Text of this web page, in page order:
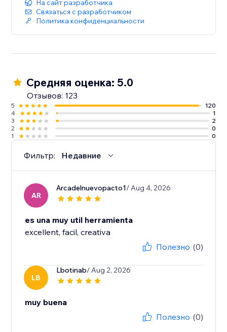
На сайт разработчика
Связаться с разработчиком
Политика конфиденциальности
Средняя оценка: 5.0
Отзывов: 123
5
120
4
1
3
2
2
0
1
0
Фильтр: Недавние
AR
Arcadelnuevopacto1/ Aug 4, 2026
es una muy util herramienta
excellent, facil, creativa
Полезно (0)
LB
Lbotinab/ Aug 2, 2026
muy buena
Полезно (0)